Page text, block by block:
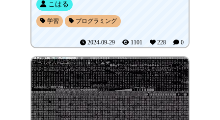
こはる
学習 プログラミング
2024-09-29 1101 228 0